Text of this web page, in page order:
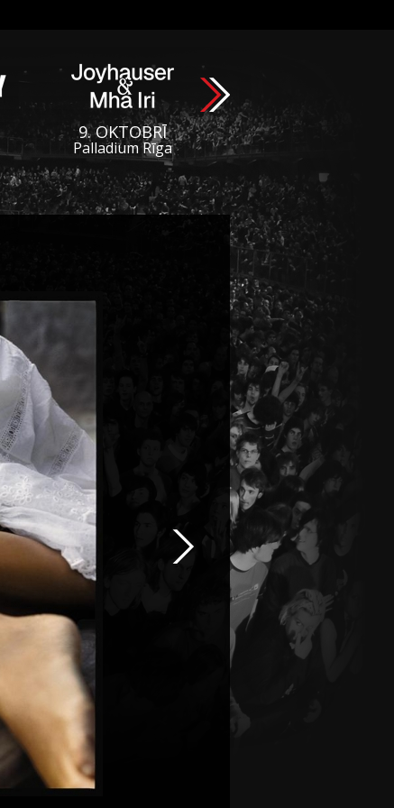
9. OKTOBRĪ
Palladium Rīga